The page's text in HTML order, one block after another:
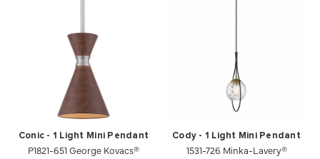
Conic - 1 Light Mini Pendant
P1821-651 George Kovacs®
Cody - 1 Light Mini Pendant
1531-726 Minka-Lavery®